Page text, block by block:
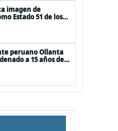
imagen de
Estado 51 de los
peruano Ollanta
a 15 años de
al anularse su